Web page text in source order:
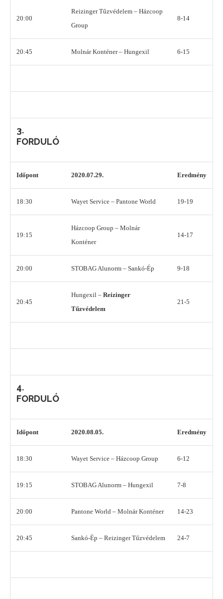
20:00
Reizinger Tűzvédelem – Házcoop
Group
8-14
20:45 Molnár Konténer – Hungexil 6-15
3.
FORDULÓ
Időpont 2020.07.29. Eredmény
18:30 Wayet Service – Pantone World 19-19
19:15
Házcoop Group – Molnár
Konténer
14-17
20:00 STOBAG Alunorm – Sankó-Ép 9-18
20:45
Hungexil – Reizinger
Tűzvédelem
21-5
4.
FORDULÓ
Időpont 2020.08.05. Eredmény
18:30 Wayet Service – Házcoop Group 6-12
19:15 STOBAG Alunorm – Hungexil 7-8
20:00 Pantone World – Molnár Konténer 14-23
20:45 Sankó-Ép – Reizinger Tűzvédelem 24-7